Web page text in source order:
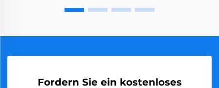
Fordern Sie ein kostenloses